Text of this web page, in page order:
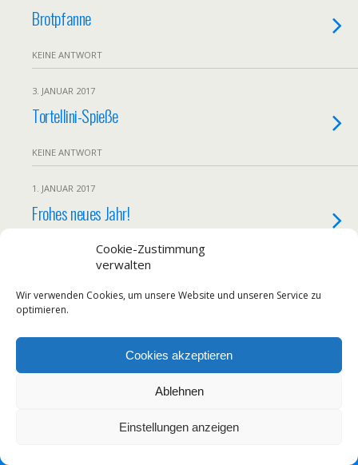
Cookie-Zustimmung
verwalten
Wir verwenden Cookies, um unsere Website und unseren Service zu
optimieren.
Cookies akzeptieren
Ablehnen
Einstellungen anzeigen
Brotpfanne
KEINE ANTWORT
3. JANUAR 2017
Tortellini-Spieße
KEINE ANTWORT
1. JANUAR 2017
Frohes neues Jahr!
KEINE ANTWORT
Mobil Desktop